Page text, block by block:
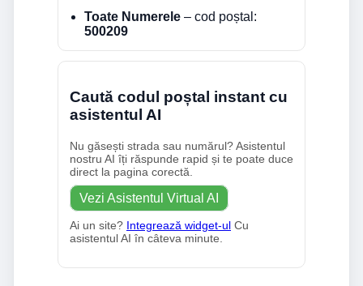
Toate Numerele – cod poștal:
500209
Caută codul poștal instant cu
asistentul AI
Nu găsești strada sau numărul? Asistentul
nostru AI îți răspunde rapid și te poate duce
direct la pagina corectă.
Vezi Asistentul Virtual AI
Ai un site? Integrează widget-ul Cu
asistentul AI în câteva minute.